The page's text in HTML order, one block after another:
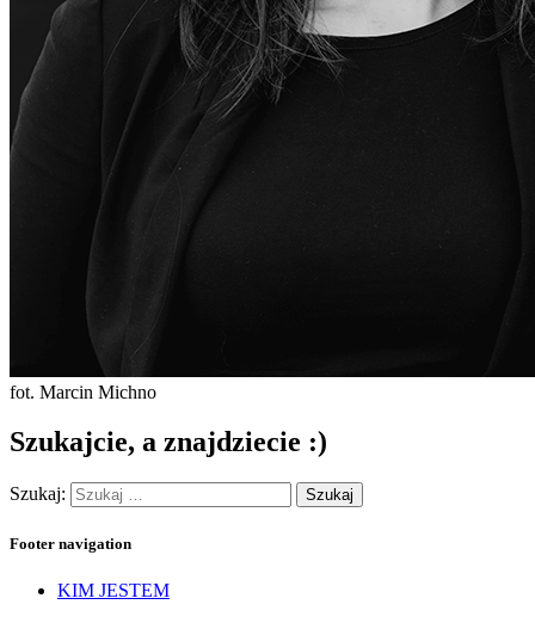
fot. Marcin Michno
Szukajcie, a znajdziecie :)
Szukaj:
Footer navigation
KIM JESTEM